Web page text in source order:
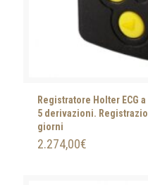
Registratore Holter ECG
5 derivazioni.
giorni
2.274,00€